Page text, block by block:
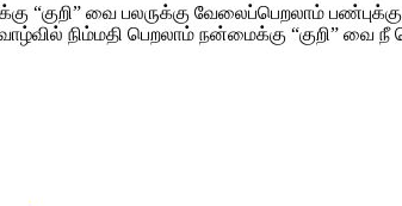
“குறி” வை பலருக்கு வேலைப்பெறலாம்
நிம்மதி பெறலாம் நன்மைக்கு “குறி”